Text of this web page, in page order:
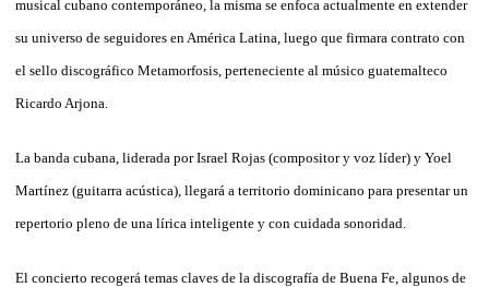
musical cubano contemporáneo, la misma se enfoca actualmente en extender
su universo de seguidores en América Latina, luego que firmara contrato con
el sello discográfico Metamorfosis, perteneciente al músico guatemalteco
Ricardo Arjona.
La banda cubana, liderada por Israel Rojas (compositor y voz líder) y Yoel
Martínez (guitarra acústica), llegará a territorio dominicano para presentar un
repertorio pleno de una lírica inteligente y con cuidada sonoridad.
El concierto recogerá temas claves de la discografía de Buena Fe, algunos de